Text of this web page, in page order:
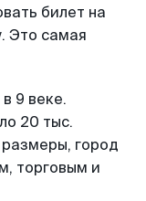
билет на
Это самая
9 веке.
20 тыс.
город
торговым и